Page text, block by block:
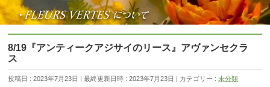
8/19『アンティークアジサイのリース』アヴァンセクラ
ス
投稿日 : 2023年7月23日 最終更新日時 : 2023年7月23日 カテゴリー :未分類